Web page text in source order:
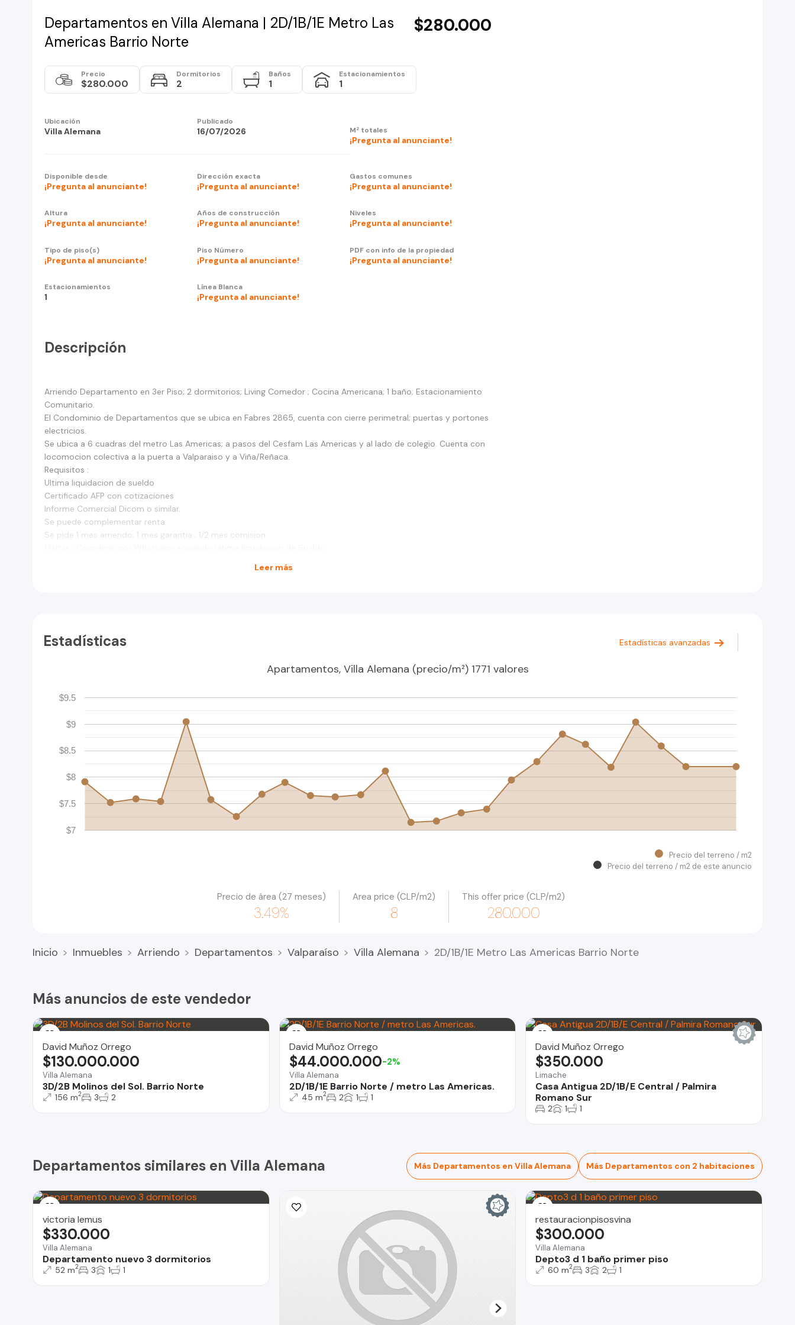
Departamentos en Villa Alemana | 2D/1B/1E Metro Las
Americas Barrio Norte
$280.000
Precio
$280.000
Dormitorios
2
Baños
1
Estacionamientos
1
Ubicación
Villa Alemana
Publicado
16/07/2026 M² totales
¡Pregunta al anunciante!
Disponible desde
¡Pregunta al anunciante!
Dirección exacta
¡Pregunta al anunciante!
Gastos comunes
¡Pregunta al anunciante!
Altura
¡Pregunta al anunciante!
Años de construcción
¡Pregunta al anunciante!
Niveles
¡Pregunta al anunciante!
Tipo de piso(s)
¡Pregunta al anunciante!
Piso Número
¡Pregunta al anunciante!
PDF con info de la propiedad
¡Pregunta al anunciante!
Estacionamientos
1
Línea Blanca
¡Pregunta al anunciante!
Descripción
Arriendo Departamento en 3er Piso; 2 dormitorios; Living Comedor ; Cocina Americana; 1 baño; Estacionamiento
Comunitario.
El Condominio de Departamentos que se ubica en Fabres 2865, cuenta con cierre perimetral; puertas y portones
electricios.
Se ubica a 6 cuadras del metro Las Americas; a pasos del Cesfam Las Americas y al lado de colegio. Cuenta con
locomocion colectiva a la puerta a Valparaiso y a Viña/Reñaca.
Requisitos :
Ultima liquidacion de sueldo
Certificado AFP con cotizaciones
Informe Comercial Dicom o similar.
Se puede complementar renta
Se pide 1 mes arriendo; 1 mes garantia ; 1/2 mes comision
Leer más
Estadísticas
Apartamentos, Villa Alemana (precio/m²) 1771 valores
Estadísticas avanzadas
$7
$7.5
$8
$8.5
$9
$9.5
Precio del terreno / m2
Precio del terreno / m2 de este anuncio
Precio de área (27 meses)
3.49%
Area price (CLP/m2)
8
This offer price (CLP/m2)
280.000
Inicio Inmuebles Arriendo Departamentos Valparaíso Villa Alemana 2D/1B/1E Metro Las Americas Barrio Norte
Más anuncios de este vendedor
David Muñoz Orrego
Villa Alemana
3D/2B Molinos del Sol. Barrio Norte
$130.000.000
156 m2 3 2
David Muñoz Orrego
Villa Alemana
2D/1B/1E Barrio Norte / metro Las Americas.
$44.000.000-2%
45 m2 2 1 1
David Muñoz Orrego
Limache
Casa Antigua 2D/1B/E Central / Palmira
Romano Sur
$350.000
2 1 1
Departamentos similares en Villa Alemana Más Departamentos en Villa Alemana Más Departamentos con 2 habitaciones
victoria lemus
Villa Alemana
Departamento nuevo 3 dormitorios
$330.000
52 m2 3 1 1
restauracionpisosvina
Villa Alemana
Depto3 d 1 baño primer piso
$300.000
60 m2 3 2 1